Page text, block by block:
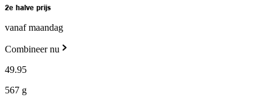
2e halve prijs
vanaf maandag
Combineer nu
49.95
567 g